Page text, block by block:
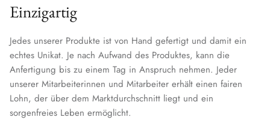
Einzigartig
Jedes unserer Produkte ist von Hand gefertigt und damit ein
echtes Unikat. Je nach Aufwand des Produktes, kann die
Anfertigung bis zu einem Tag in Anspruch nehmen. Jeder
unserer Mitarbeiterinnen und Mitarbeiter erhält einen fairen
Lohn, der über dem Marktdurchschnitt liegt und ein
sorgenfreies Leben ermöglicht.